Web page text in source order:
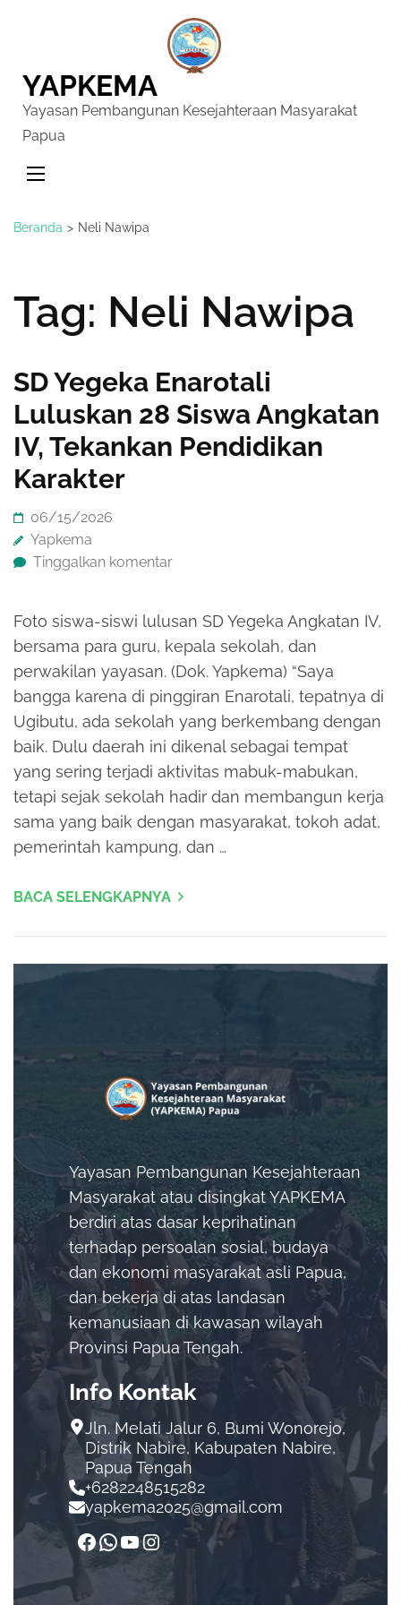
YAPKEMA
Yayasan Pembangunan Kesejahteraan Masyarakat
Papua
Beranda > Neli Nawipa
Tag: Neli Nawipa
SD Yegeka Enarotali
Luluskan 28 Siswa Angkatan
IV, Tekankan Pendidikan
Karakter
06/15/2026
Yapkema
Tinggalkan komentar
Foto siswa-siswi lulusan SD Yegeka Angkatan IV,
bersama para guru, kepala sekolah, dan
perwakilan yayasan. (Dok. Yapkema) “Saya
bangga karena di pinggiran Enarotali, tepatnya di
Ugibutu, ada sekolah yang berkembang dengan
baik. Dulu daerah ini dikenal sebagai tempat
yang sering terjadi aktivitas mabuk-mabukan,
tetapi sejak sekolah hadir dan membangun kerja
sama yang baik dengan masyarakat, tokoh adat,
pemerintah kampung, dan …
BACA SELENGKAPNYA
Yayasan Pembangunan Kesejahteraan
Masyarakat atau disingkat YAPKEMA
berdiri atas dasar keprihatinan
terhadap persoalan sosial, budaya
dan ekonomi masyarakat asli Papua,
dan bekerja di atas landasan
kemanusiaan di kawasan wilayah
Provinsi Papua Tengah.
Info Kontak
Jln. Melati Jalur 6, Bumi Wonorejo,
Distrik Nabire, Kabupaten Nabire,
Papua Tengah
+6282248515282
yapkema2025@gmail.com